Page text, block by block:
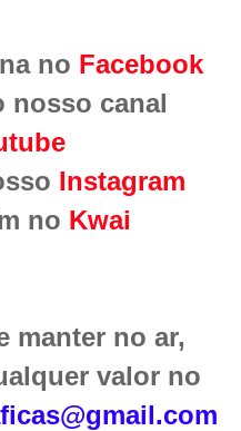
no Facebook
nosso canal
Instagram
no Kwai
manter no ar,
valor no